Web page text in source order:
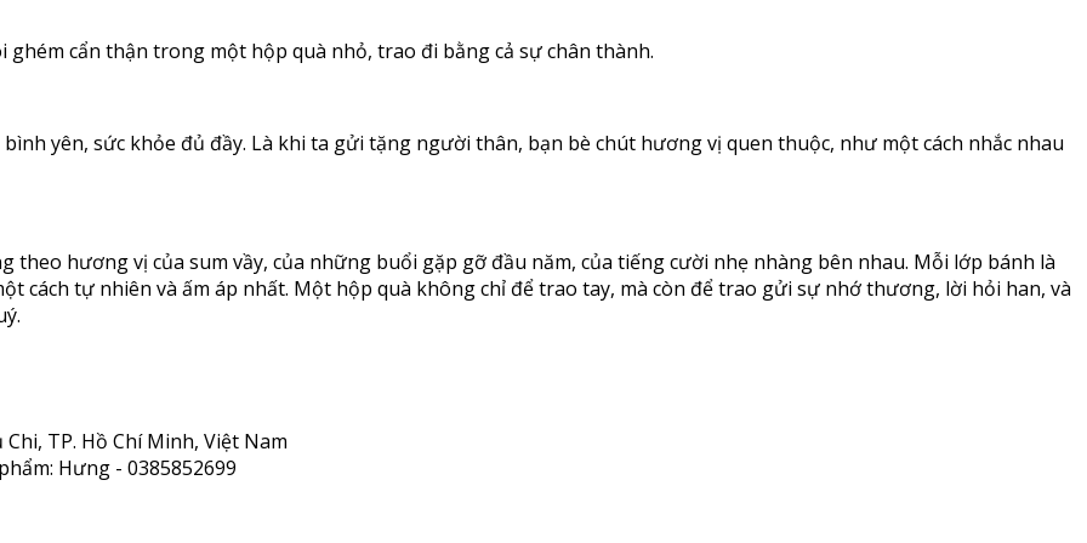
cẩn thận trong một hộp quà nhỏ, trao đi bằng cả sự chân thành.
yên, sức khỏe đủ đầy. Là khi ta gửi tặng người thân, bạn bè chút hương vị quen thuộc, như một cách nhắc nhau
theo hương vị của sum vầy, của những buổi gặp gỡ đầu năm, của tiếng cười nhẹ nhàng bên nhau. Mỗi lớp bánh là
cách tự nhiên và ấm áp nhất. Một hộp quà không chỉ để trao tay, mà còn để trao gửi sự nhớ thương, lời hỏi han, và
TP. Hồ Chí Minh, Việt Nam
Hưng - 0385852699